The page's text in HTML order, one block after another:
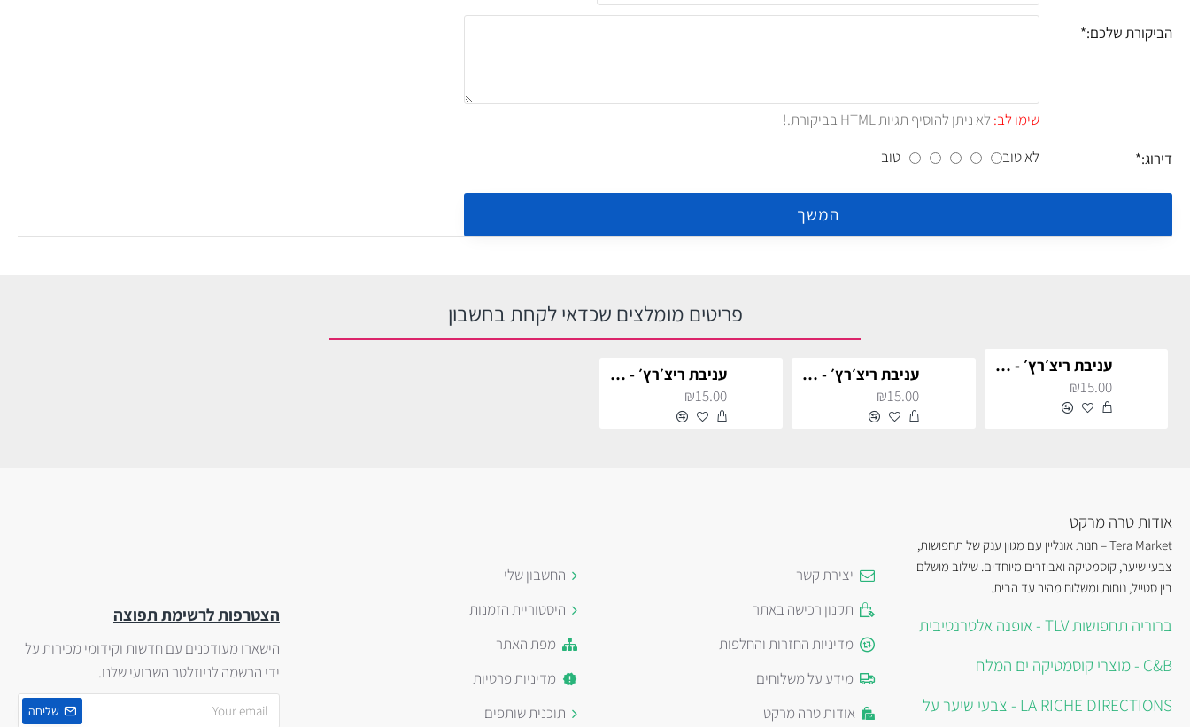
הביקורת שלכם:
שימו לב: לא ניתן להוסיף תגיות HTML בביקורת.!
דירוג:
לא טוב טוב
המשך
פריטים מומלצים שכדאי לקחת בחשבון
עניבת ריצ׳רץ׳ - אדום
₪15.00
עניבת ריצ׳רץ׳ - ורוד
₪15.00
עניבת ריצ׳רץ׳ - זהב
₪15.00
אודות טרה מרקט
Tera Market – חנות אונליין עם מגוון ענק של תחפושות,
צבעי שיער, קוסמטיקה ואביזרים מיוחדים. שילוב מושלם
בין סטייל, נוחות ומשלוח מהיר עד הבית.
ברוריה תחפושות TLV - אופנה אלטרנטיבית
C&B - מוצרי קוסמטיקה ים המלח
LA RICHE DIRECTIONS - צבעי שיער על
יצירת קשר
תקנון רכישה באתר
מדיניות החזרות והחלפות
מידע על משלוחים
אודות טרה מרקט
החשבון שלי
היסטוריית הזמנות
מפת האתר
מדיניות פרטיות
תוכנית שותפים
הצטרפות לרשימת תפוצה
הישארו מעודכנים עם חדשות וקידומי מכירות על
ידי הרשמה לניוזלטר השבועי שלנו.
שליחה